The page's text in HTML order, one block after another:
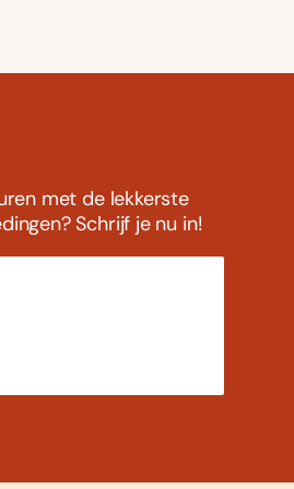
met de lekkerste
Schrijf je nu in!